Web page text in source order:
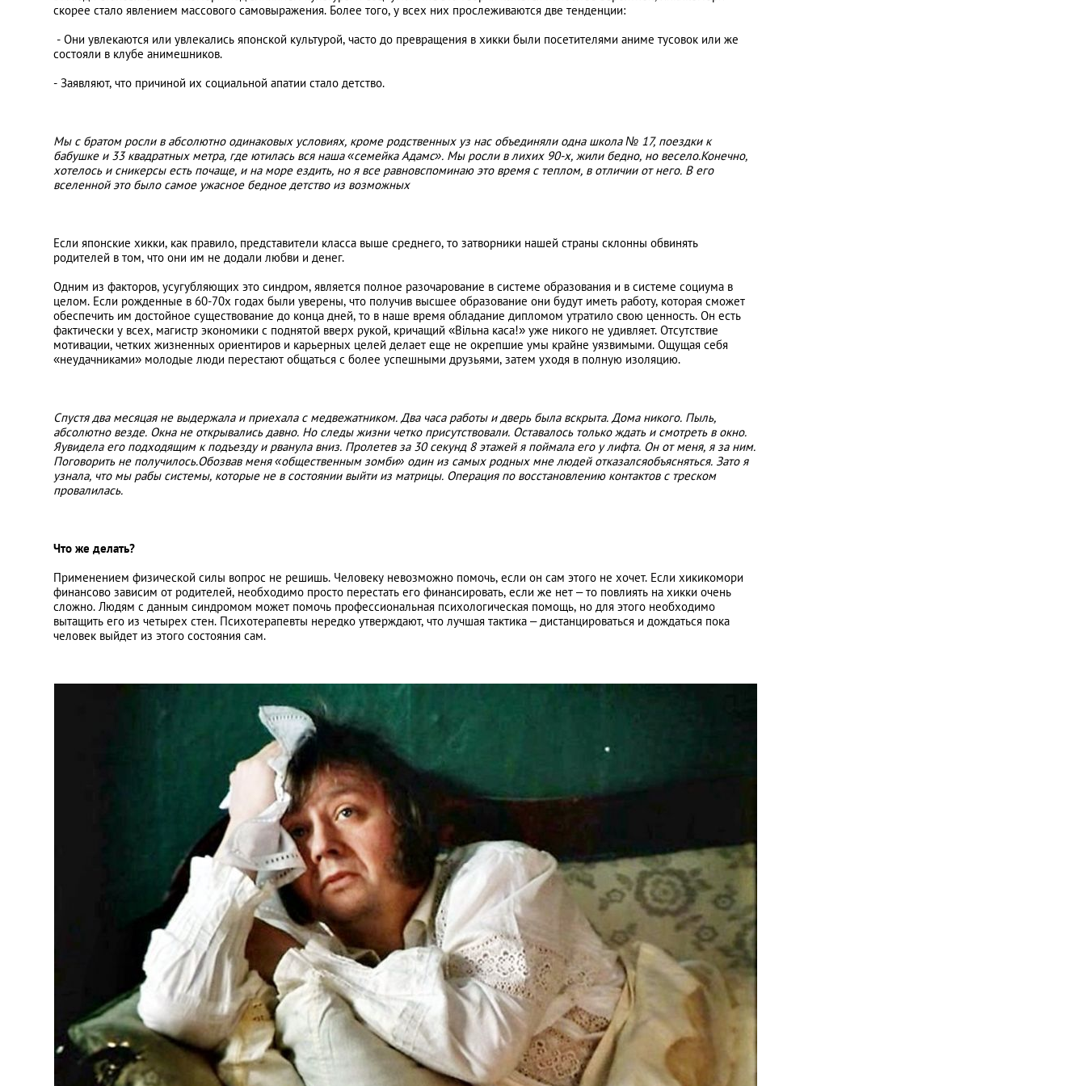
скорее стало явлением массового самовыражения. Более того, у всех них прослеживаются две тенденции:
- Они увлекаются или увлекались японской культурой, часто до превращения в хикки были посетителями аниме тусовок или же
состояли в клубе анимешников.
- Заявляют, что причиной их социальной апатии стало детство.
Мы с братом росли в абсолютно одинаковых условиях, кроме родственных уз нас объединяли одна школа № 17, поездки к
бабушке и 33 квадратных метра, где ютилась вся наша «семейка Адамс». Мы росли в лихих 90-х, жили бедно, но весело.Конечно,
хотелось и сникерсы есть почаще, и на море ездить, но я все равновспоминаю это время с теплом, в отличии от него. В его
вселенной это было самое ужасное бедное детство из возможных
Если японские хикки, как правило, представители класса выше среднего, то затворники нашей страны склонны обвинять
родителей в том, что они им не додали любви и денег.
Одним из факторов, усугубляющих это синдром, является полное разочарование в системе образования и в системе социума в
целом. Если рожденные в 60-70х годах были уверены, что получив высшее образование они будут иметь работу, которая сможет
обеспечить им достойное существование до конца дней, то в наше время обладание дипломом утратило свою ценность. Он есть
фактически у всех, магистр экономики с поднятой вверх рукой, кричащий «Вільна каса!» уже никого не удивляет. Отсутствие
мотивации, четких жизненных ориентиров и карьерных целей делает еще не окрепшие умы крайне уязвимыми. Ощущая себя
«неудачниками» молодые люди перестают общаться с более успешными друзьями, затем уходя в полную изоляцию.
Спустя два месяцая не выдержала и приехала с медвежатником. Два часа работы и дверь была вскрыта. Дома никого. Пыль,
абсолютно везде. Окна не открывались давно. Но следы жизни четко присутствовали. Оставалось только ждать и смотреть в окно.
Яувидела его подходящим к подъезду и рванула вниз. Пролетев за 30 секунд 8 этажей я поймала его у лифта. Он от меня, я за ним.
Поговорить не получилось.Обозвав меня «общественным зомби» один из самых родных мне людей отказалсяобъясняться. Зато я
узнала, что мы рабы системы, которые не в состоянии выйти из матрицы. Операция по восстановлению контактов с треском
провалилась.
Что же делать?
Применением физической силы вопрос не решишь. Человеку невозможно помочь, если он сам этого не хочет. Если хикикомори
финансово зависим от родителей, необходимо просто перестать его финансировать, если же нет – то повлиять на хикки очень
сложно. Людям с данным синдромом может помочь профессиональная психологическая помощь, но для этого необходимо
вытащить его из четырех стен. Психотерапевты нередко утверждают, что лучшая тактика – дистанцироваться и дождаться пока
человек выйдет из этого состояния сам.